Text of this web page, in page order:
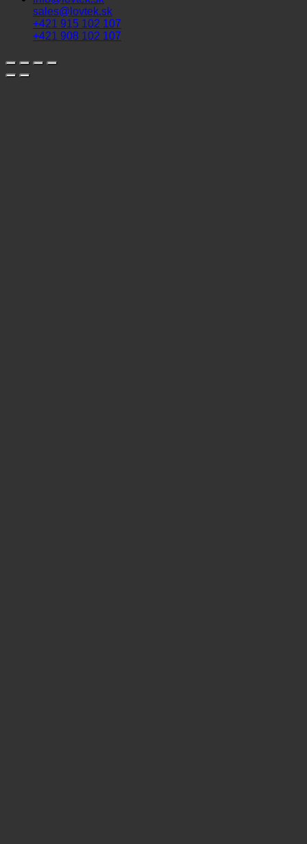
sales@lovtek.sk
+421 915 102 107
+421 908 102 107